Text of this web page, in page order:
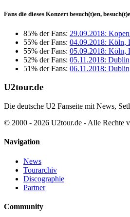
Fans die dieses Konzert besuch(t)en,
85% der Fans: 29.09.2018:
55% der Fans: 04.09.2018: Köln,
55% der Fans: 05.09.2018: Köln,
52% der Fans: 05.11.2018:
51% der Fans: 06.11.2018:
U2tour.de
Die deutsche U2 Fanseite mit News,
© 2000 - 2026 U2tour.de - Alle Rechte
Navigation
News
Tourarchiv
Discographie
Partner
Community